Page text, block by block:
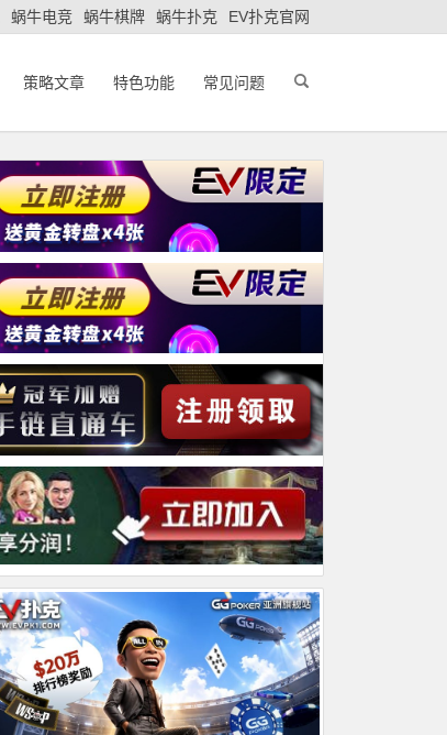
蜗牛电竞 蜗牛棋牌 蜗牛扑克 EV扑克官网
策略文章 特色功能 常见问题